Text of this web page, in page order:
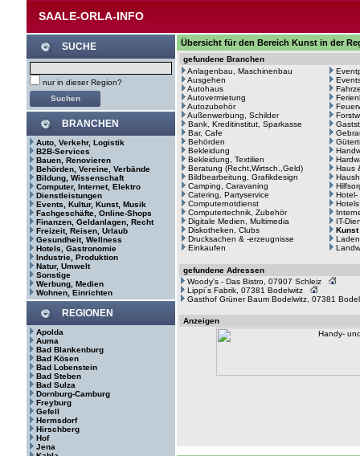
SAALE-ORLA-INFO
SUCHE
nur in dieser Region?
BRANCHEN
Auto, Verkehr, Logistik
B2B-Services
Bauen, Renovieren
Behörden, Vereine, Verbände
Bildung, Wissenschaft
Computer, Internet, Elektro
Dienstleistungen
Events, Kultur, Kunst, Musik
Fachgeschäfte, Online-Shops
Finanzen, Geldanlagen, Recht
Freizeit, Reisen, Urlaub
Gesundheit, Wellness
Hotels, Gastronomie
Industrie, Produktion
Natur, Umwelt
Sonstige
Werbung, Medien
Wohnen, Einrichten
REGIONEN
Apolda
Auma
Bad Blankenburg
Bad Kösen
Bad Lobenstein
Bad Steben
Bad Sulza
Dornburg-Camburg
Freyburg
Gefell
Hermsdorf
Hirschberg
Hof
Jena
Übersicht für den Bereich Kunst in der
gefundene Branchen
Anlagenbau, Maschinenbau
Ausgehen
Autohaus
Autovermietung
Autozubehör
Außenwerbung, Schilder
Bank, Kreditinstitut, Sparkasse
Bar, Cafe
Behörden
Bekleidung
Bekleidung, Textilien
Beratung (Recht,Wirtsch.,Geld)
Bildbearbeitung, Grafikdesign
Camping, Caravaning
Catering, Partyservice
Computernotdienst
Computertechnik, Zubehör
Digitale Medien, Multimedia
Diskotheken, Clubs
Drucksachen & -erzeugnisse
Einkaufen
Haus
Hotel-
IT-
Kunst
gefundene Adressen
Woody's - Das Bistro, 07907 Schleiz
Lippi´s Fabrik, 07381 Bodelwitz
Gasthof Grüner Baum Bodelwitz, 07381
Anzeigen